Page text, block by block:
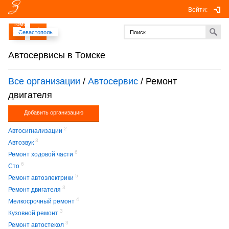
Томск
Севастополь
Автосервисы в Томске
Войти:
Все организации / Автосервис / Ремонт
двигателя
Добавить организацию
Автосигнализации 2
Автозвук 3
Ремонт ходовой части 6
Сто 6
Ремонт автоэлектрики 5
Ремонт двигателя 3
Мелкосрочный ремонт 4
Кузовной ремонт 3
Ремонт автостекол 3